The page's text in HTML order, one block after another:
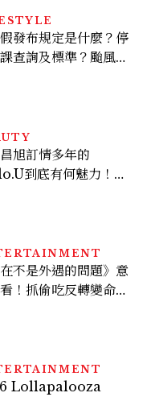
發布規定是什麼？停
查詢及標準？颱風假
旭訂情多年的
到底有何魅力！揭
超神！
在不是外遇的問題》意
！抓偷吃反轉變命
人包
Lollapalooza